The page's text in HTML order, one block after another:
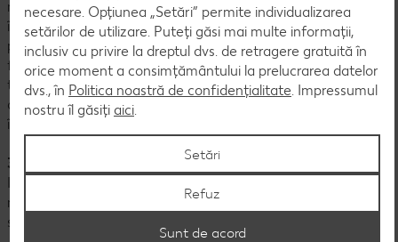
mai sosesc întrebări referitoare la răspunsurile noastre. Dacă
îți exerciți drepturile prevăzute de RGPD în calitate de
persoană vizată, datele cu caracter personal pe care ni le
furnizezi vor fi stocate pentru un termen de 4 ani de la
transmiterea răspunsului final, astfel încât să putem
demonstra că ți-am transmis informații complete și că am
îndeplinit cerințele legale.
3. Datele prelucrate atunci când ne vizitați website-ul
Informația prezentată la această secțiune se aplică în același
mod atât în cazul website-urilor noastre, precum și în cazul
sub-domeniilor sau sub-paginilor asociate.
necesare. Opțiunea „Setări” permite individualizarea
setărilor de utilizare. Puteți găsi mai multe informații,
inclusiv cu privire la dreptul dvs. de retragere gratuită în
orice moment a consimțământului la prelucrarea datelor
dvs., în Politica noastră de confidențialitate. Impressumul
nostru îl găsiți aici.
Setări
Refuz
Sunt de acord